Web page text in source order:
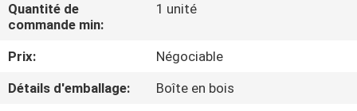
VISITE
DE
L'USINE
Quantité de
commande min:
1 unité
Prix:
Négociable
Détails d'emballage:
Boîte en bois